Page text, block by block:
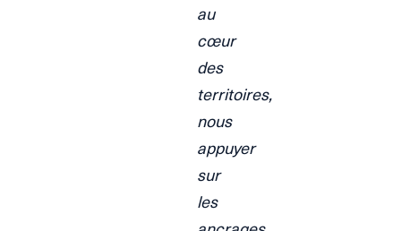
au
cœur
des
territoires,
nous
appuyer
sur
les